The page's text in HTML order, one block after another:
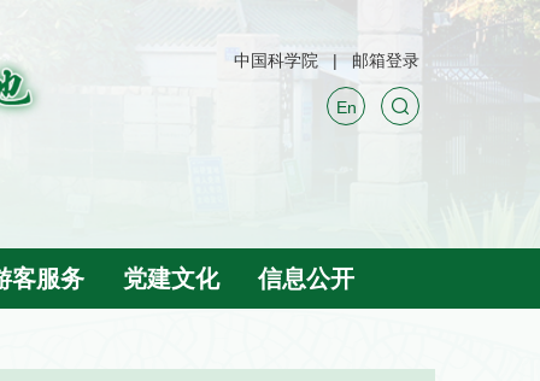
中国科学院 邮箱登录
En
客服务 党建文化 信息公开